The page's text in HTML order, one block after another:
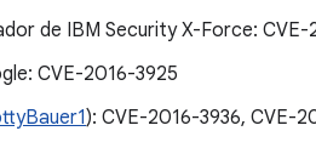
de IBM Security X-Force: CVE-
CVE-2016-3925
): CVE-2016-3936, CVE-